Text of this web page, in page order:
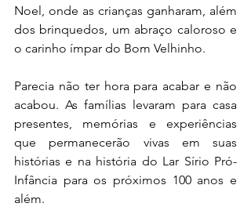
Noel, onde as crianças ganharam, além
dos brinquedos, um abraço caloroso e
o carinho ímpar do Bom Velhinho.
Parecia não ter hora para acabar e não
acabou. As famílias levaram para casa
presentes, memórias e experiências
que permanecerão vivas em suas
histórias e na história do Lar Sírio Pró-
Infância para os próximos 100 anos e
além.